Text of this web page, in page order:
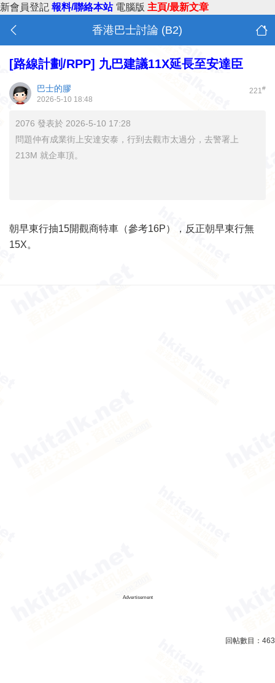
新會員登記 報料/聯絡本站 電腦版 主頁/最新文章
香港巴士討論 (B2)
[路線計劃/RPP] 九巴建議11X延長至安達臣
221#
巴士的膠
2026-5-10 18:48
2076 發表於 2026-5-10 17:28
問題仲有成業街上安達安泰，行到去觀市太過分，去警署上
213M 就企車頂。
朝早東行抽15開觀商特車（參考16P），反正朝早東行無
15X。
Advertisement
回帖數目： 463